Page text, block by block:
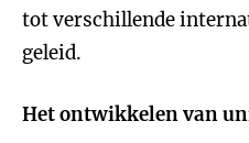
tot verschillende
geleid.
Het ontwikkelen van